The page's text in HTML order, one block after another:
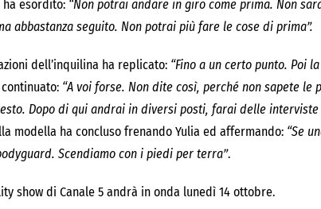
esordito: “Non potrai andare in giro come prima. Non
abbastanza seguito. Non potrai più fare le cose di prima”.
dell’inquilina ha replicato: “Fino a un certo punto. Poi
“A voi forse. Non dite così, perché non sapete le
Dopo di qui andrai in diversi posti, farai delle interviste
modella ha concluso frenando Yulia ed affermando: “Se
Scendiamo con i piedi per terra”.
show di Canale 5 andrà in onda lunedì 14 ottobre.